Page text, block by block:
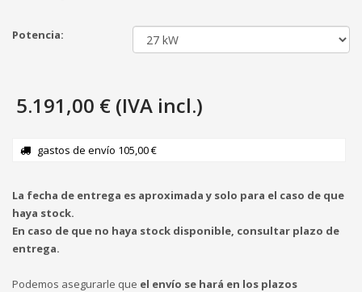
Potencia:
5.191,00 € (IVA incl.)
gastos de envío 105,00 €
La fecha de entrega es aproximada y solo para el caso de que
haya stock.
En caso de que no haya stock disponible, consultar plazo de
entrega.
Podemos asegurarle que el envío se hará en los plazos